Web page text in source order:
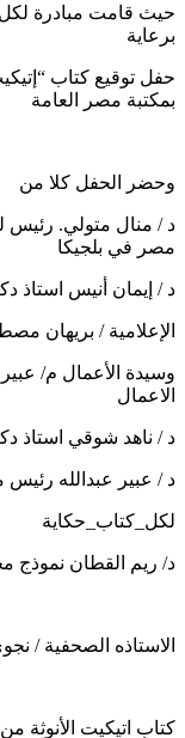
حيث قامت مبادرة لكل
برعاية
حفل توقيع كتاب
بمكتبة مصر العامة
وحضر الحفل كلا من
د / منال متولي. رئيس
مصر في بلجيكا
د / إيمان أنيس استاذ
الإعلامية / بريهان
وسيدة الأعمال م/
الاعمال
د / ناهد شوقي استاذ
د / عبير عبدالله
لكل_كتاب_حكاية
د/ ريم القطان نموذج
الاستاذه الصحفية /
كتاب اتيكيت الأنوثة